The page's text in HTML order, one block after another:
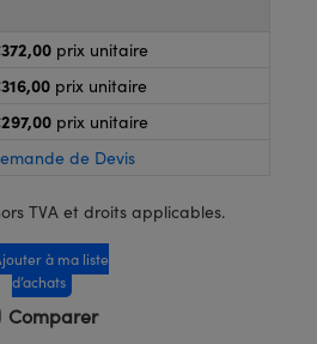
prix unitaire
prix unitaire
prix unitaire
de Devis
TVA et droits applicables.
à ma liste
d’achats
Comparer